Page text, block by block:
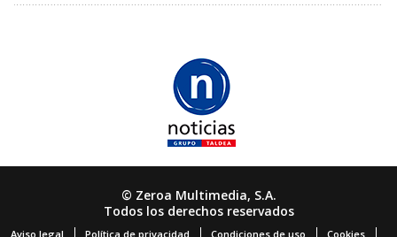
© Zeroa Multimedia, S.A.
Todos los derechos reservados
Aviso legal Política de privacidad Condiciones de uso Cookies